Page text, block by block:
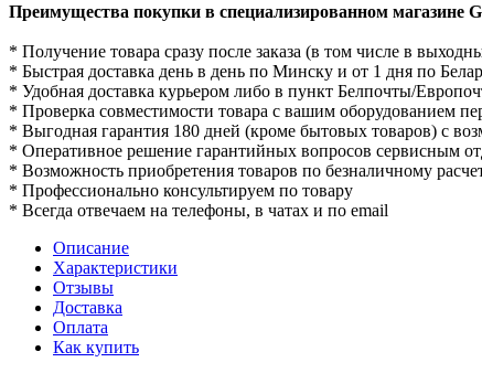
Преимущества покупки в специализированном магазине
* Получение товара сразу после заказа (в том числе в
* Быстрая доставка день в день по Минску и от 1 дня по
* Удобная доставка курьером либо в пункт Белпочты/
* Проверка совместимости товара с вашим оборудованием
* Выгодная гарантия 180 дней (кроме бытовых товаров) с
* Оперативное решение гарантийных вопросов сервисным
* Возможность приобретения товаров по безналичному
* Профессионально консультируем по товару
* Всегда отвечаем на телефоны, в чатах и по email
Описание
Характеристики
Отзывы
Доставка
Оплата
Как купить